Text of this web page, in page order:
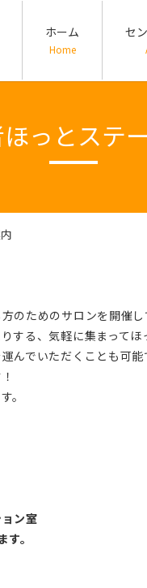
ホーム
Home
セ
っとステ
のためのサロンを開催し
る、気軽に集まってほ
んでいただくことも可能
。
ン室
。